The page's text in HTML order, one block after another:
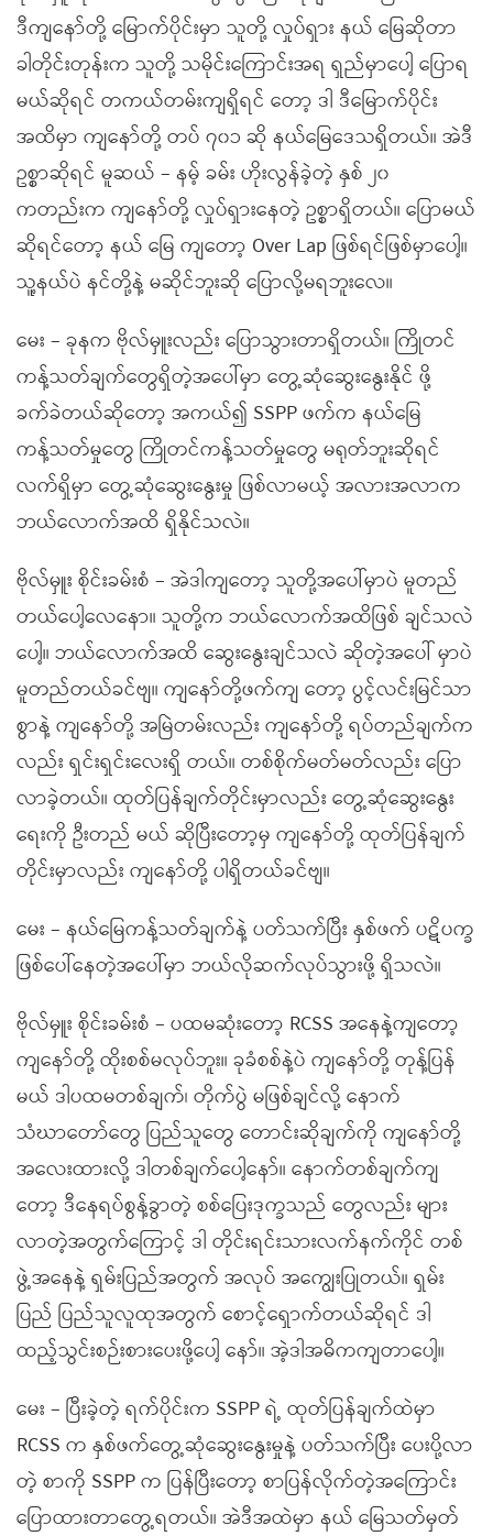
ဒီကျနော်တို့ မြောက်ပိုင်းမှာ သူတို့ လှုပ်ရှား နယ် မြေဆိုတာ
ခါတိုင်းတုန်းက သူတို့ သမိုင်းကြောင်းအရ ရှည်မှာပေါ့ ပြောရ
မယ်ဆိုရင် တကယ်တမ်းကျရှိရင် တော့ ဒါ ဒီမြောက်ပိုင်း
အထိမှာ ကျနော်တို့ တပ် ၇၀၁ ဆို နယ်မြေဒေသရှိတယ်။ အဲဒီ
ဥစ္စာဆိုရင် မူဆယ် – နမ့် ခမ်း ဟိုးလွန်ခဲ့တဲ့ နှစ် ၂၀
ကတည်းက ကျနော်တို့ လှုပ်ရှားနေတဲ့ ဥစ္စာရှိတယ်။ ပြောမယ်
ဆိုရင်တော့ နယ် မြေ ကျတော့ Over Lap ဖြစ်ရင်ဖြစ်မှာပေါ့။
သူ့နယ်ပဲ နင်တို့နဲ့ မဆိုင်ဘူးဆို ပြောလို့မရဘူးလေ။
မေး – ခုနက ဗိုလ်မှူးလည်း ပြောသွားတာရှိတယ်။ ကြိုတင်
ကန့်သတ်ချက်တွေရှိတဲ့အပေါ်မှာ တွေ့ဆုံဆွေးနွေးနိုင် ဖို့
ခက်ခဲတယ်ဆိုတော့ အကယ်၍ SSPP ဖက်က နယ်မြေ
ကန့်သတ်မှုတွေ ကြိုတင်ကန့်သတ်မှုတွေ မရုတ်ဘူးဆိုရင်
လက်ရှိမှာ တွေ့ဆုံဆွေးနွေးမှု ဖြစ်လာမယ့် အလားအလာက
ဘယ်လောက်အထိ ရှိနိုင်သလဲ။
ဗိုလ်မှူး စိုင်းခမ်းစံ – အဲဒါကျတော့ သူတို့အပေါ်မှာပဲ မူတည်
တယ်ပေါ့လေနော။ သူတို့က ဘယ်လောက်အထိဖြစ် ချင်သလဲ
ပေါ့။ ဘယ်လောက်အထိ ဆွေးနွေးချင်သလဲ ဆိုတဲ့အပေါ် မှာပဲ
မူတည်တယ်ခင်ဗျ။ ကျနော်တို့ဖက်ကျ တော့ ပွင့်လင်းမြင်သာ
စွာနဲ့ ကျနော်တို့ အမြဲတမ်းလည်း ကျနော်တို့ ရပ်တည်ချက်က
လည်း ရှင်းရှင်းလေးရှိ တယ်။ တစ်စိုက်မတ်မတ်လည်း ပြော
လာခဲ့တယ်။ ထုတ်ပြန်ချက်တိုင်းမှာလည်း တွေ့ဆုံဆွေးနွေး
ရေးကို ဦးတည် မယ် ဆိုပြီးတော့မှ ကျနော်တို့ ထုတ်ပြန်ချက်
တိုင်းမှာလည်း ကျနော်တို့ ပါရှိတယ်ခင်ဗျ။
မေး – နယ်မြေကန့်သတ်ချက်နဲ့ ပတ်သက်ပြီး နှစ်ဖက် ပဋိပက္ခ
ဖြစ်ပေါ်နေတဲ့အပေါ်မှာ ဘယ်လိုဆက်လုပ်သွားဖို့ ရှိသလဲ။
ဗိုလ်မှူး စိုင်းခမ်းစံ – ပထမဆုံးတော့ RCSS အနေနဲ့ကျတော့
ကျနော်တို့ ထိုးစစ်မလုပ်ဘူး။ ခုခံစစ်နဲ့ပဲ ကျနော်တို့ တုန့်ပြန်
မယ် ဒါပထမတစ်ချက်၊ တိုက်ပွဲ မဖြစ်ချင်လို့ နောက်
သံဃာတော်တွေ ပြည်သူတွေ တောင်းဆိုချက်ကို ကျနော်တို့
အလေးထားလို့ ဒါတစ်ချက်ပေါ့နော်။ နောက်တစ်ချက်ကျ
တော့ ဒီနေရပ်စွန့်ခွာတဲ့ စစ်ပြေးဒုက္ခသည် တွေလည်း များ
လာတဲ့အတွက်ကြောင့် ဒါ တိုင်းရင်းသားလက်နက်ကိုင် တစ်
ဖွဲ့အနေနဲ့ ရှမ်းပြည်အတွက် အလုပ် အကျွေးပြုတယ်။ ရှမ်း
ပြည် ပြည်သူလူထုအတွက် စောင့်ရှောက်တယ်ဆိုရင် ဒါ
ထည့်သွင်းစဉ်းစားပေးဖို့ပေါ့ နော်။ အဲ့ဒါအဓိကကျတာပေါ့။
မေး – ပြီးခဲ့တဲ့ ရက်ပိုင်းက SSPP ရဲ့ ထုတ်ပြန်ချက်ထဲမှာ
RCSS က နှစ်ဖက်တွေ့ဆုံဆွေးနွေးမှုနဲ့ ပတ်သက်ပြီး ပေးပို့လာ
တဲ့ စာကို SSPP က ပြန်ပြီးတော့ စာပြန်လိုက်တဲ့အကြောင်း
ပြောထားတာတွေ့ရတယ်။ အဲဒီအထဲမှာ နယ် မြေသတ်မှတ်